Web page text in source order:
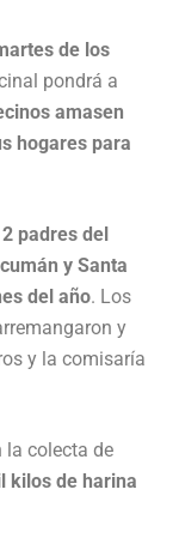
de los
pondrá a
amasen
hogares para
padres del
y Santa
del año. Los
y
y la comisaría
la colecta de
kilos de harina